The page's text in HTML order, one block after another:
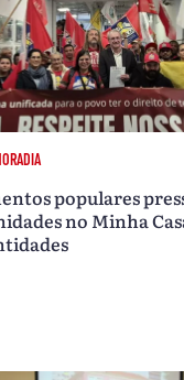
populares
no Minha